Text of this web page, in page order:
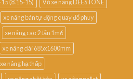
(8.15-15)
Vỏ xe nâng DEESTONE
xe nâng bán tự động quay đổ phuy
xe nâng cao 2 tấn 1m6
xe nâng dài 685x1600mm
xe nâng hạ thấp